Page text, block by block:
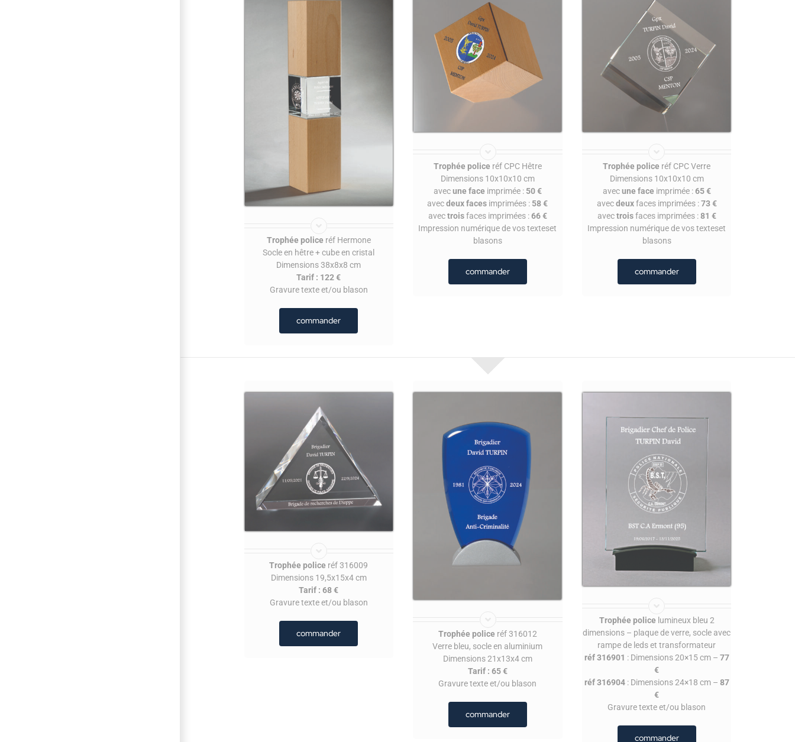
Trophée police réf Hermone
Socle en hêtre + cube en cristal
Dimensions 38x8x8 cm
Tarif : 122 €
Gravure texte et/ou blason
commander
Trophée police réf CPC Hêtre
Dimensions 10x10x10 cm
avecune face imprimée : 50 €
avecdeux faces imprimées : 58 €
avectroisfaces imprimées :66 €
Impression numérique de vos texteset
blasons
commander
Trophée police réf CPC Verre
Dimensions 10x10x10 cm
avecune face imprimée :65 €
avecdeuxfaces imprimées :73 €
avectroisfaces imprimées :81 €
Impression numérique de vos texteset
blasons
commander
Trophée police réf 316009
Dimensions 19,5x15x4 cm
Tarif : 68 €
Gravure texte et/ou blason
commander Trophée police réf 316012
Verre bleu, socle en aluminium
Dimensions 21x13x4 cm
Tarif : 65 €
Gravure texte et/ou blason
commander
Trophée police lumineux bleu 2
dimensions – plaque de verre, socle avec
rampe de leds et transformateur
réf 316901 : Dimensions 20×15 cm – 77
€
réf 316904: Dimensions 24×18 cm – 87
€
Gravure texte et/ou blason
commander